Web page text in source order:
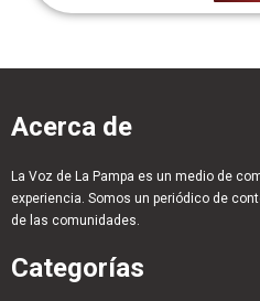
Acerca de
La Voz de La Pampa es un medio de
experiencia. Somos un periódico de
de las comunidades.
Categorías